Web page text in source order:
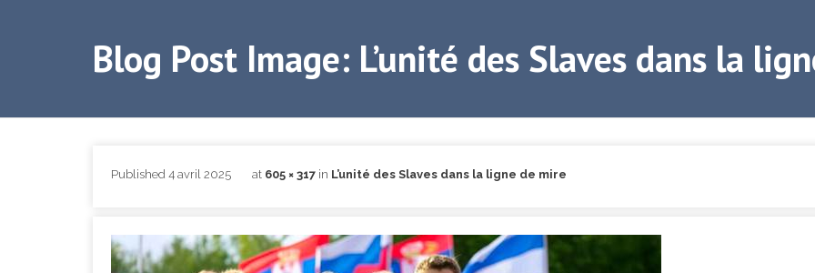
Blog Post Image: L’unité des Slaves dans la
Published 4 avril 2025 at 605 × 317 in L’unité des Slaves dans la ligne de mire